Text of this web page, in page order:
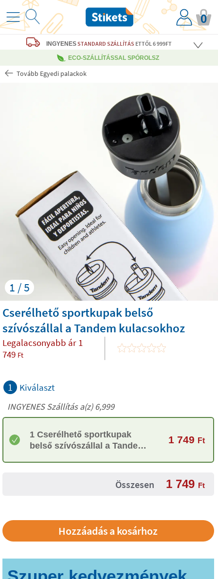
0
INGYENESSTANDARD SZÁLLÍTÁS ETTŐL 6 999FT
ECO-SZÁLLÍTÁSSAL SPÓROLSZ
Tovább Egyedi palackok
1 / 5
Cserélhető sportkupak belső
szívószállal a Tandem kulacsokhoz
Legalacsonyabb ár 1
749 Ft
1 Kiválaszt
INGYENES Szállítás a(z) 6,999
1 Cserélhető sportkupak
belső szívószállal a Tandem
1 749 Ft
Összesen 1 749 Ft